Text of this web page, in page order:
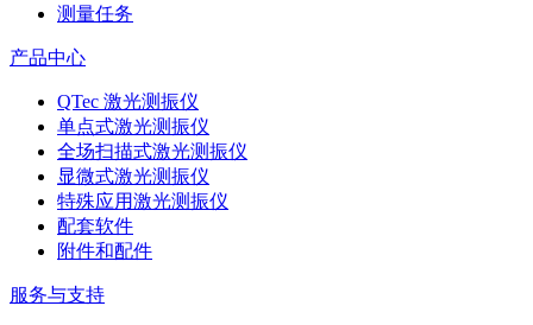
测量任务
产品中心
QTec 激光测振仪
单点式激光测振仪
全场扫描式激光测振仪
显微式激光测振仪
特殊应用激光测振仪
配套软件
附件和配件
服务与支持